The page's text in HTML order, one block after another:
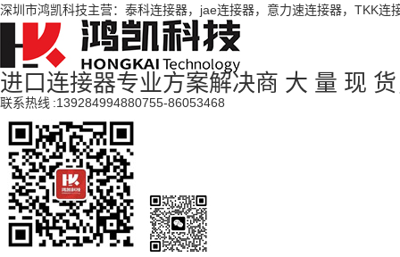
深圳市鸿凯科技主营：泰科连接器，jae连接器，意力速连接器，TKK连
进口连接器专业方案解决商 大 量 现
联系热线 :139284994880755-86053468